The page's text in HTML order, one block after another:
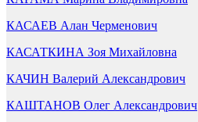
КАСАЕВ Алан Черменович
КАСАТКИНА Зоя Михайловна
КАЧИН Валерий Александрович
КАШТАНОВ Олег Александрович